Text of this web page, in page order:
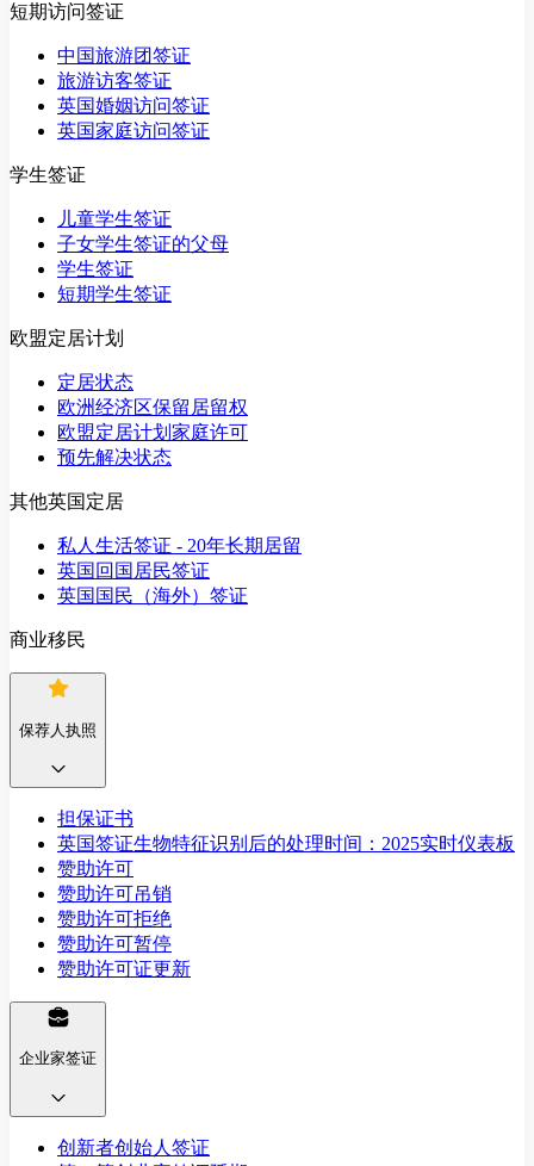
短期访问签证
中国旅游团签证
旅游访客签证
英国婚姻访问签证
英国家庭访问签证
学生签证
儿童学生签证
子女学生签证的父母
学生签证
短期学生签证
欧盟定居计划
定居状态
欧洲经济区保留居留权
欧盟定居计划家庭许可
预先解决状态
其他英国定居
私人生活签证 - 20年长期居留
英国回国居民签证
英国国民（海外）签证
商业移民
保荐人执照
担保证书
英国签证生物特征识别后的处理时间：2025实时仪表板
赞助许可
赞助许可吊销
赞助许可拒绝
赞助许可暂停
赞助许可证更新
企业家签证
创新者创始人签证